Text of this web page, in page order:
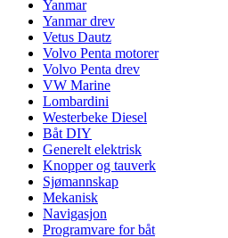
Yanmar
Yanmar drev
Vetus Dautz
Volvo Penta motorer
Volvo Penta drev
VW Marine
Lombardini
Westerbeke Diesel
Båt DIY
Generelt elektrisk
Knopper og tauverk
Sjømannskap
Mekanisk
Navigasjon
Programvare for båt